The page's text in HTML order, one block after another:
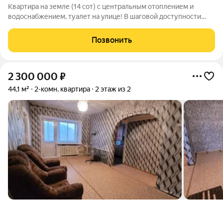
Квартира на земле (14 сот) с центральным отоплением и
водоснабжением, туалет на улице! В шаговой доступности
Пятерочка, первая линия, до станции 10 мин. пешком! Без
обременений и арестов!
Позвонить
2 300 000 ₽
44,1 м² 2-комн. квартира 2 этаж из 2